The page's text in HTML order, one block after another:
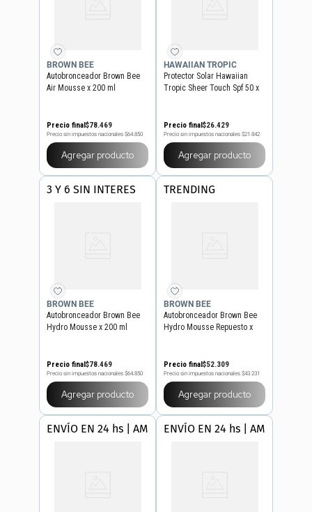
BROWN BEE
Autobronceador Brown Bee
Air Mousse x 200 ml
Precio final$78.469
Precio sin impuestos nacionales $64.850
Agregar producto
HAWAIIAN TROPIC
Protector Solar Hawaiian
Tropic Sheer Touch Spf 50 x
Precio final$26.429
Precio sin impuestos nacionales $21.842
Agregar producto
3 Y 6 SIN INTERES
BROWN BEE
Autobronceador Brown Bee
Hydro Mousse x 200 ml
Precio final$78.469
Precio sin impuestos nacionales $64.850
Agregar producto
TRENDING
BROWN BEE
Autobronceador Brown Bee
Hydro Mousse Repuesto x
Precio final$52.309
Precio sin impuestos nacionales $43.231
Agregar producto
ENVÍO EN 24 hs | AMBA ENVÍO EN 24 hs | AMBA